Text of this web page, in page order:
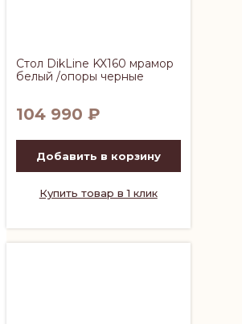
Стол DikLine KX160 мрамор
белый /опоры черные
104 990 ₽
Добавить в корзину
Купить товар в 1 клик